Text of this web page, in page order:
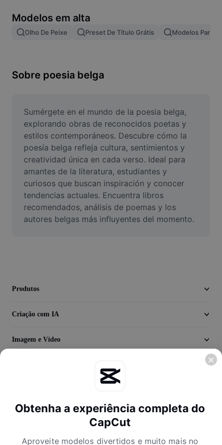
Mesclar imagens
Redimensionar Imagem
Criador de Memes
AI Text Remover
AI People Remover
AI Inpainting
Face Cutout
Editor de Video
Cortar Vídeo
Modelos em alta
Olho De Peixe Preset De Título Grátis Modelos Para
Sobre poesia belga
Sumérgete en el mundo de la poesia belga,
explorando obras de reconocidos poetas y
estilos contemporáneos. Descubre cómo la
poesía belga refleja cultura, sentimientos y
creatividad única en cada verso. Ideal para
amantes de la literatura, estudiantes y
curiosos que buscan inspiración y conocer
tendencias actuales. Encuentra libros
recomendados, análisis de poemas y los
autores belgas más influyentes del momento.
Produtos
Criação com IA
Imagem e Vídeo
Obtenha a experiência completa do
CapCut
Aproveite modelos divertidos e muito mais no